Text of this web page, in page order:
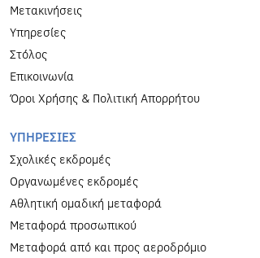
Μετακινήσεις
Υπηρεσίες
Στόλος
Επικοινωνία
Όροι Χρήσης & Πολιτική Απορρήτου
ΥΠΗΡΕΣΙΕΣ
Σχολικές εκδρομές
Οργανωμένες εκδρομές
Αθλητική ομαδική μεταφορά
Μεταφορά προσωπικού
Μεταφορά από και προς αεροδρόμιο